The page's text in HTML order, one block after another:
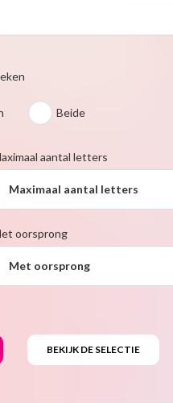
Beide
aantal letters
Maximaal aantal letters
oorsprong
Met oorsprong